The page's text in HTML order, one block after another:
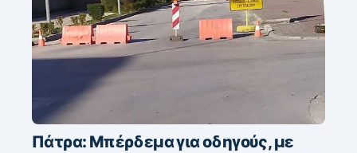
Πάτρα: Μπέρδεμα για οδηγούς, με